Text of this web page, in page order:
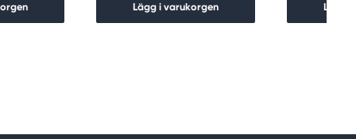
Lägg i varukorgen Lägg i